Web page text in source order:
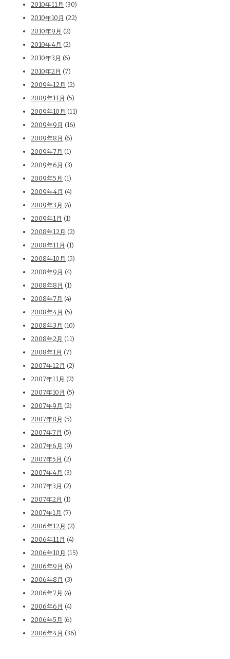
2010年11月 (30)
2010年10月 (22)
2010年9月 (2)
2010年4月 (2)
2010年3月 (6)
2010年2月 (7)
2009年12月 (2)
2009年11月 (5)
2009年10月 (11)
2009年9月 (16)
2009年8月 (6)
2009年7月 (1)
2009年6月 (3)
2009年5月 (1)
2009年4月 (4)
2009年3月 (4)
2009年1月 (1)
2008年12月 (2)
2008年11月 (1)
2008年10月 (5)
2008年9月 (4)
2008年8月 (1)
2008年7月 (4)
2008年4月 (5)
2008年3月 (10)
2008年2月 (11)
2008年1月 (7)
2007年12月 (2)
2007年11月 (2)
2007年10月 (5)
2007年9月 (2)
2007年8月 (5)
2007年7月 (5)
2007年6月 (9)
2007年5月 (2)
2007年4月 (3)
2007年3月 (2)
2007年2月 (1)
2007年1月 (7)
2006年12月 (2)
2006年11月 (4)
2006年10月 (15)
2006年9月 (6)
2006年8月 (3)
2006年7月 (4)
2006年6月 (4)
2006年5月 (6)
2006年4月 (36)